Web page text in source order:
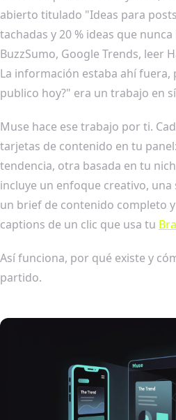
abierto titulado "Ideas para
tachadas y 20 % ideas que
BuzzSumo, Google Trends, leer
La información estaba ahí
publico hoy?" era un trabajo en
Muse hace ese trabajo por ti.
tarjetas de contenido en tu
tendencia, otra basada en tu
incluye un enfoque creativo,
un brief de contenido completo
captions de un clic que usa tu
Así funciona, por qué existe y
partido.